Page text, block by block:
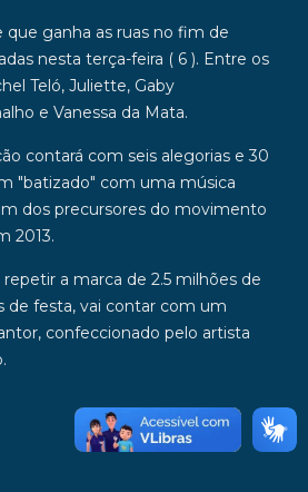
que ganha as ruas no fim de
nesta terça-feira ( 6 ). Entre os
Teló, Juliette, Gaby
e Vanessa da Mata.
contará com seis alegoriase30
"batizado" com uma música
dos precursores do movimento
2013.
repetir a marca de 2.5 milhões de
de festa, vai contar com um
confeccionado pelo artista
.